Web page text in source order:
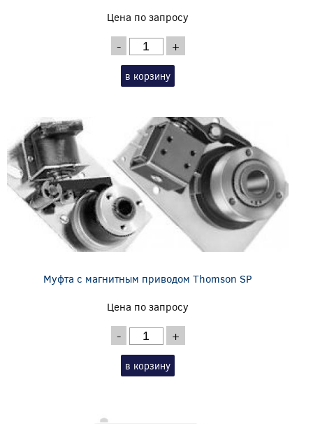
Цена по запросу
- +
в корзину
Муфта с магнитным приводом Thomson SP
Цена по запросу
- +
в корзину